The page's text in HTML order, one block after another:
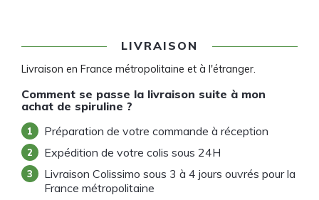
LIVRAISON
Livraison en France métropolitaine et à l'étranger.
Comment se passe la livraison suite à mon
achat de spiruline ?
Préparation de votre commande à réception
Expédition de votre colis sous 24H
Livraison Colissimo sous 3 à 4 jours ouvrés pour la
France métropolitaine